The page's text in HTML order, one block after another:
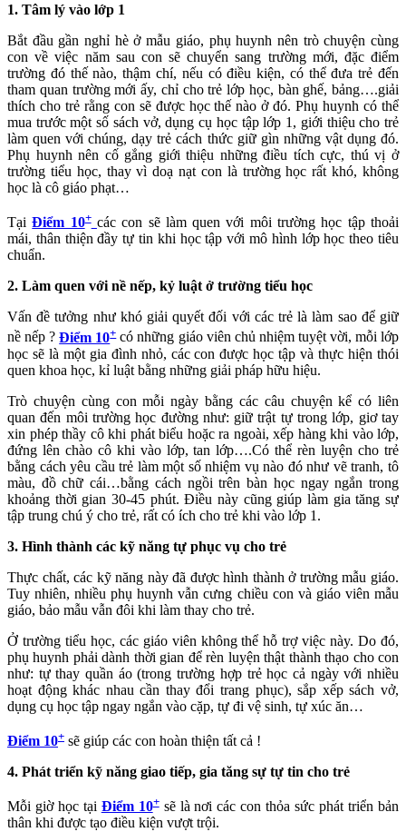
1. Tâm lý vào lớp 1
Bắt đầu gần nghỉ hè ở mẫu giáo, phụ huynh nên trò chuyện cùng
con về việc năm sau con sẽ chuyển sang trường mới, đặc điểm
trường đó thế nào, thậm chí, nếu có điều kiện, có thể đưa trẻ đến
tham quan trường mới ấy, chỉ cho trẻ lớp học, bàn ghế, bảng….giải
thích cho trẻ rằng con sẽ được học thế nào ở đó. Phụ huynh có thể
mua trước một số sách vở, dụng cụ học tập lớp 1, giới thiệu cho trẻ
làm quen với chúng, dạy trẻ cách thức giữ gìn những vật dụng đó.
Phụ huynh nên cố gắng giới thiệu những điều tích cực, thú vị ở
trường tiểu học, thay vì doạ nạt con là trường học rất khó, không
học là cô giáo phạt…
TạiĐiểm 10+ các con sẽ làm quen với môi trường học tập thoải
mái, thân thiện đầy tự tin khi học tập với mô hình lớp học theo tiêu
chuẩn.
2. Làm quen với nề nếp, kỷ luật ở trường tiểu học
Vấn đề tưởng như khó giải quyết đối với các trẻ là làm sao để giữ
nề nếp ?Điểm 10+có những giáo viên chủ nhiệm tuyệt vời, mỗi lớp
học sẽ là một gia đình nhỏ, các con được học tập và thực hiện thói
quen khoa học, kỉ luật bằng những giải pháp hữu hiệu.
Trò chuyện cùng con mỗi ngày bằng các câu chuyện kể có liên
quan đến môi trường học đường như: giữ trật tự trong lớp, giơ tay
xin phép thầy cô khi phát biểu hoặc ra ngoài, xếp hàng khi vào lớp,
đứng lên chào cô khi vào lớp, tan lớp….Có thể rèn luyện cho trẻ
bằng cách yêu cầu trẻ làm một số nhiệm vụ nào đó như vẽ tranh, tô
màu, đồ chữ cái…bằng cách ngồi trên bàn học ngay ngắn trong
khoảng thời gian 30-45 phút. Điều này cũng giúp làm gia tăng sự
tập trung chú ý cho trẻ, rất có ích cho trẻ khi vào lớp 1.
3. Hình thành các kỹ năng tự phục vụ cho trẻ
Thực chất, các kỹ năng này đã được hình thành ở trường mẫu giáo.
Tuy nhiên, nhiều phụ huynh vẫn cưng chiều con và giáo viên mẫu
giáo, bảo mẫu vẫn đôi khi làm thay cho trẻ.
Ở trường tiểu học, các giáo viên không thể hỗ trợ việc này. Do đó,
phụ huynh phải dành thời gian để rèn luyện thật thành thạo cho con
như: tự thay quần áo (trong trường hợp trẻ học cả ngày với nhiều
hoạt động khác nhau cần thay đổi trang phục), sắp xếp sách vở,
dụng cụ học tập ngay ngắn vào cặp, tự đi vệ sinh, tự xúc ăn…
Điểm 10+ sẽ giúp các con hoàn thiện tất cả !
4. Phát triển kỹ năng giao tiếp, gia tăng sự tự tin cho trẻ
Mỗi giờ học tại Điểm 10+sẽ là nơi các con thỏa sức phát triển bản
thân khi được tạo điều kiện vượt trội.